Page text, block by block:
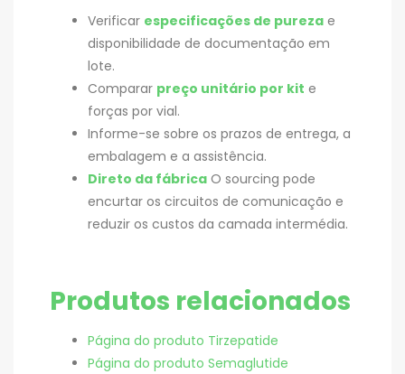
Verificar especificações de pureza e
disponibilidade de documentação em
lote.
Comparar preço unitário por kit e
forças por vial.
Informe-se sobre os prazos de entrega, a
embalagem e a assistência.
Direto da fábrica O sourcing pode
encurtar os circuitos de comunicação e
reduzir os custos da camada intermédia.
Produtos relacionados
Página do produto Tirzepatide
Página do produto Semaglutide